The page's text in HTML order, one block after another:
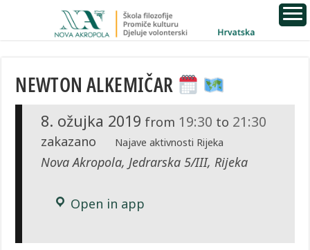
NEWTON ALKEMIČAR
8. ožujka 2019 from 19:30 to 21:30
zakazano Najave aktivnosti Rijeka
Nova Akropola, Jedrarska 5/III, Rijeka
Open in app